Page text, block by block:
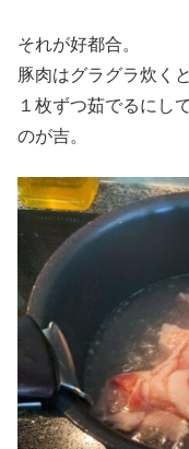
それが好都合。
豚肉はグラグラ炊く
１枚ずつ茹でるにし
のが吉。